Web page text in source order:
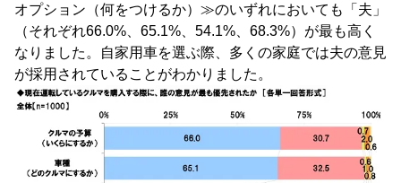
オプション（何をつけるか）≫のいずれにおいても「夫」
（それぞれ66.0%、65.1%、54.1%、68.3%）が最も高く
なりました。自家用車を選ぶ際、多くの家庭では夫の意見
が採用されていることがわかりました。